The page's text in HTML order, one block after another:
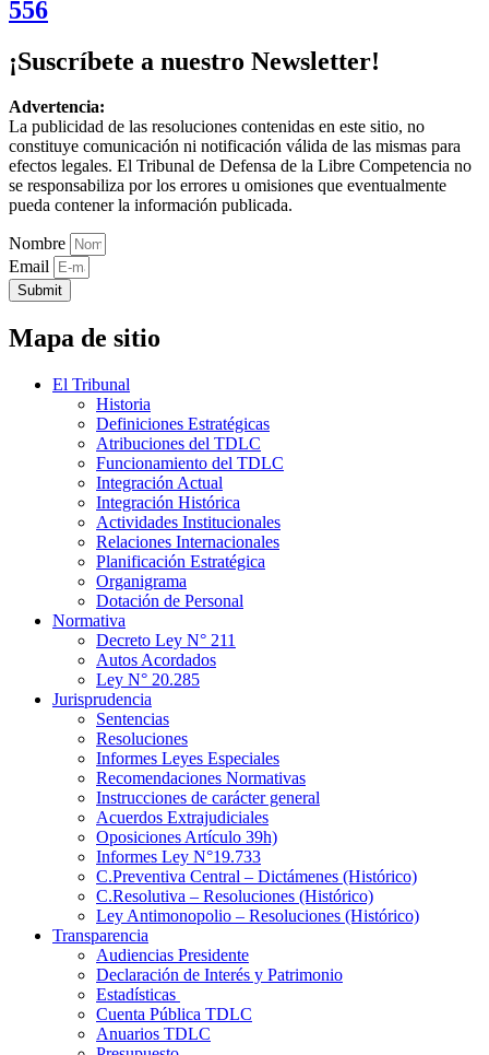
556
¡Suscríbete a nuestro Newsletter!
Advertencia:
La publicidad de las resoluciones contenidas en este sitio, no
constituye comunicación ni notificación válida de las mismas para
efectos legales. El Tribunal de Defensa de la Libre Competencia no
se responsabiliza por los errores u omisiones que eventualmente
pueda contener la información publicada.
Nombre
Email
Submit
Mapa de sitio
El Tribunal
Historia
Definiciones Estratégicas
Atribuciones del TDLC
Funcionamiento del TDLC
Integración Actual
Integración Histórica
Actividades Institucionales
Relaciones Internacionales
Planificación Estratégica
Organigrama
Dotación de Personal
Normativa
Decreto Ley N° 211
Autos Acordados
Ley N° 20.285
Jurisprudencia
Sentencias
Resoluciones
Informes Leyes Especiales
Recomendaciones Normativas
Instrucciones de carácter general
Acuerdos Extrajudiciales
Oposiciones Artículo 39h)
Informes Ley N°19.733
C.Preventiva Central – Dictámenes (Histórico)
C.Resolutiva – Resoluciones (Histórico)
Ley Antimonopolio – Resoluciones (Histórico)
Transparencia
Audiencias Presidente
Declaración de Interés y Patrimonio
Estadísticas
Cuenta Pública TDLC
Anuarios TDLC